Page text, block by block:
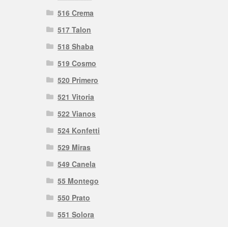
516 Crema
517 Talon
518 Shaba
519 Cosmo
520 Primero
521 Vitoria
522 Vianos
524 Konfetti
529 Miras
549 Canela
55 Montego
550 Prato
551 Solora